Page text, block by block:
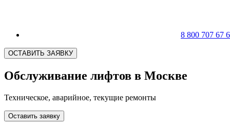
8 800 707 67
ОСТАВИТЬ ЗАЯВКУ
Обслуживание лифтов в Москве
Техническое, аварийное, текущие ремонты
Оставить заявку